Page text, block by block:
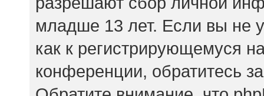
младше 13 лет. Если вы не
как к регистрирующемуся
конференции, обратитесь